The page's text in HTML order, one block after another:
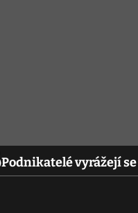
Podnikatelé vyrážejí